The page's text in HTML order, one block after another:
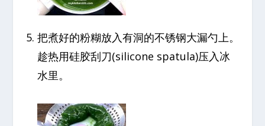
把煮好的粉糊放入有洞的不锈钢大漏勺上。
趁热用硅胶刮刀(silicone spatula)压入冰
水里。